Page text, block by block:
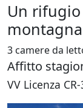
Un
3 camere da
Affitto
VV Licenza